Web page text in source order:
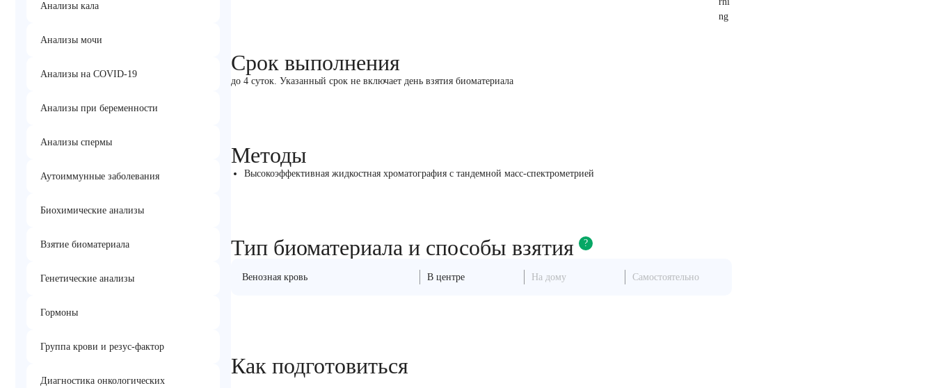
Анализы кала
Анализы мочи
Анализы на COVID-19
Анализы при беременности
Анализы спермы
Аутоиммунные заболевания
Биохимические анализы
Взятие биоматериала
Генетические анализы
Гормоны
Группа крови и резус-фактор
Диагностика онкологических
Срок выполнения
до 4 суток. Указанный срок не включает день взятия биоматериала
Методы
Высокоэффективная жидкостная хроматография с тандемной масс-спектрометрией
Тип биоматериала и способы взятия ?
Венозная кровь В центре На дому Самостоятельно
Как подготовиться